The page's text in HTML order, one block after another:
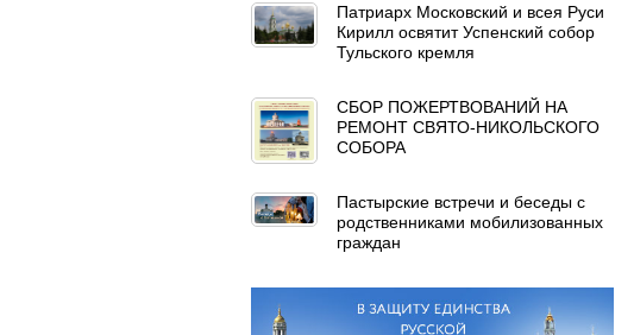
Патриарх Московский и всея Руси
Кирилл освятит Успенский собор
Тульского кремля
СБОР ПОЖЕРТВОВАНИЙ НА
РЕМОНТ СВЯТО-НИКОЛЬСКОГО
СОБОРА
Пастырские встречи и беседы с
родственниками мобилизованных
граждан